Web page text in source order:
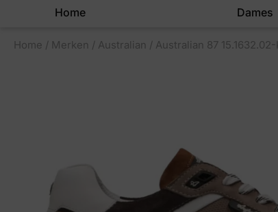
Home Dames
Home / Merken / Australian / Australian 87